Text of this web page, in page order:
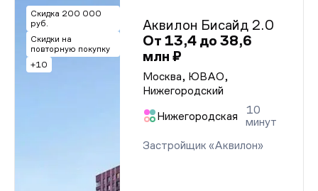
Скидка 200 000
руб.
Скидки на
повторную покупку
+10
Аквилон Бисайд 2.0
От 13,4 до 38,6
млн ₽
Москва, ЮВАО,
Нижегородский
Нижегородская
10
минут
Застройщик «Аквилон»